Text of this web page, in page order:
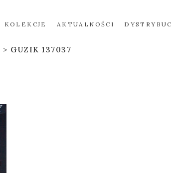
KOLEKCJE AKTUALNOŚCI
GUZIK 137037